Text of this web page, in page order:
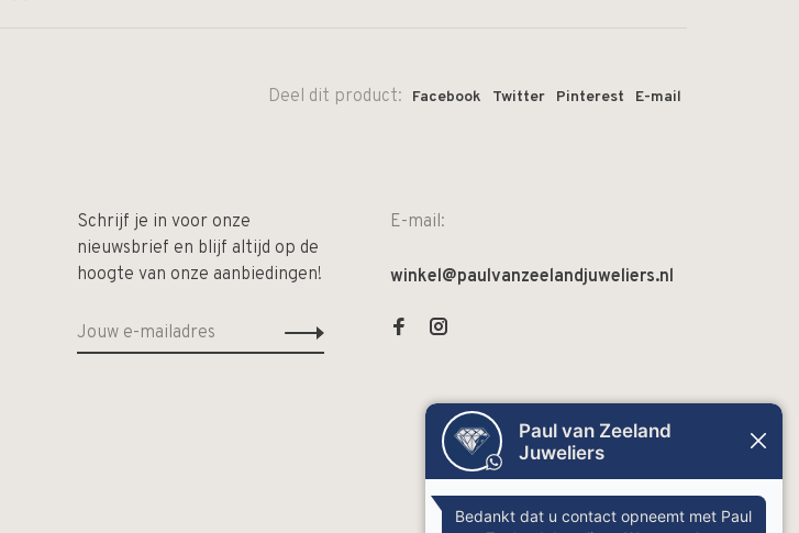
Deel dit product: Facebook Twitter Pinterest E-mail
Schrijf je in voor onze
nieuwsbrief en blijf altijd op de
hoogte van onze aanbiedingen!
E-mail:
winkel@paulvanzeelandjuweliers.nl